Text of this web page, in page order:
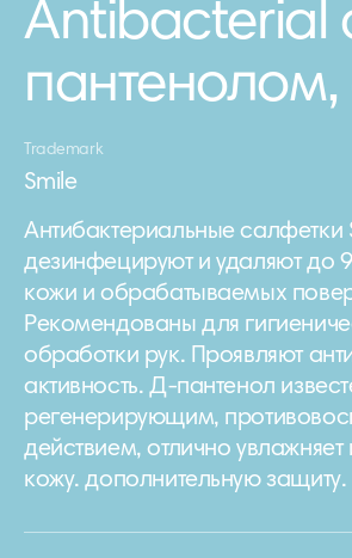
Antibacterial
пантенолом,
Trademark
Smile
Антибактериальные салфетки
дезинфецируют и удаляют до
кожи и обрабатываемых
Рекомендованы для
обработки рук. Проявляют
активность. Д-пантенол
регенерирующим,
действием, отлично увлажняет
кожу. дополнительную защиту.